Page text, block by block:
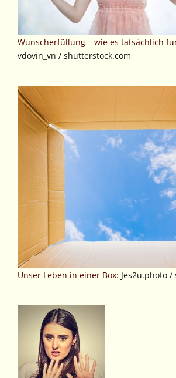
Wunscherfüllung – wie es tatsächlich
vdovin_vn / shutterstock.com
Unser Leben in einer Box: Jes2u.photo